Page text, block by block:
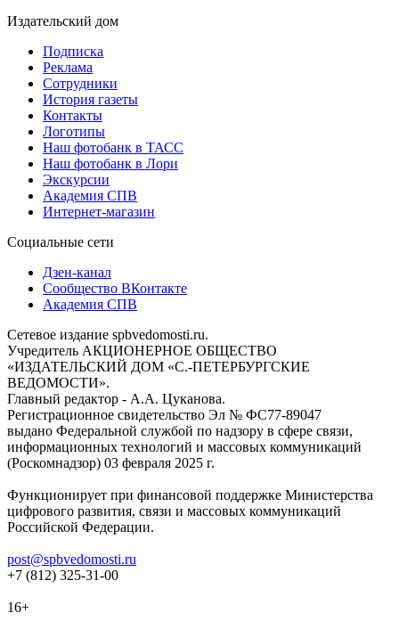
Издательский дом
Подписка
Реклама
Сотрудники
История газеты
Контакты
Логотипы
Наш фотобанк в ТАСС
Наш фотобанк в Лори
Экскурсии
Академия СПВ
Интернет-магазин
Социальные сети
Дзен-канал
Сообщество ВКонтакте
Академия СПВ
Сетевое издание spbvedomosti.ru.
Учредитель АКЦИОНЕРНОЕ ОБЩЕСТВО
«ИЗДАТЕЛЬСКИЙ ДОМ «С.-ПЕТЕРБУРГСКИЕ
ВЕДОМОСТИ».
Главный редактор - А.А. Цуканова.
Регистрационное свидетельство Эл № ФС77-89047
выдано Федеральной службой по надзору в сфере связи,
информационных технологий и массовых коммуникаций
(Роскомнадзор) 03 февраля 2025 г.
Функционирует при финансовой поддержке Министерства
цифрового развития, связи и массовых коммуникаций
Российской Федерации.
post@spbvedomosti.ru
+7 (812) 325-31-00
16+